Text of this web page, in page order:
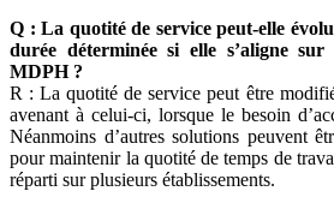
Q : La quotité de service peut-elle
durée déterminée si elle s’aligne
MDPH ?
R : La quotité de service peut être
avenant à celui-ci, lorsque le besoin
Néanmoins d’autres solutions peuvent
pour maintenir la quotité de temps de
réparti sur plusieurs établissements.